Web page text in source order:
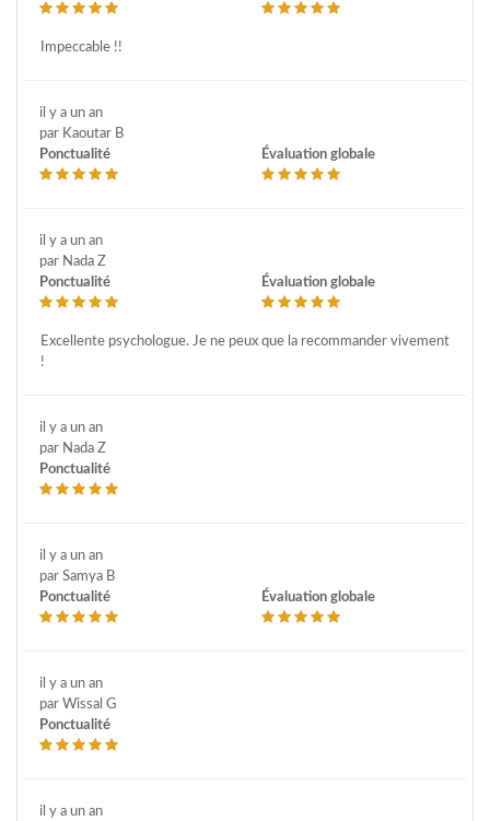
Impeccable !!
il y a un an
par Kaoutar B
Ponctualité
Évaluation globale
il y a un an
par Nada Z
Ponctualité
Évaluation globale
Excellente psychologue. Je ne peux que la recommander vivement
!
il y a un an
par Nada Z
Ponctualité
il y a un an
par Samya B
Ponctualité
Évaluation globale
il y a un an
par Wissal G
Ponctualité
il y a un an